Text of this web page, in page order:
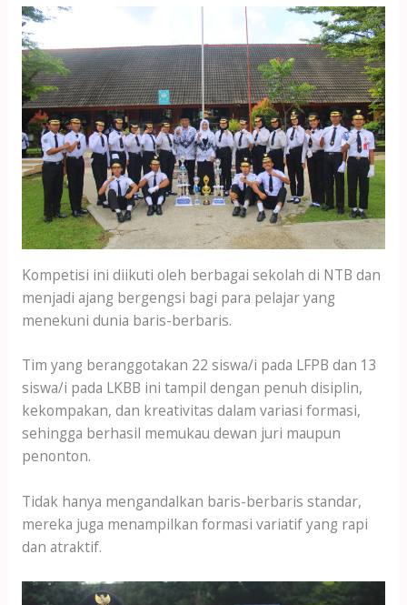
Kompetisi ini diikuti oleh berbagai sekolah di NTB dan
menjadi ajang bergengsi bagi para pelajar yang
menekuni dunia baris-berbaris.
Tim yang beranggotakan 22 siswa/i pada LFPB dan 13
siswa/i pada LKBB ini tampil dengan penuh disiplin,
kekompakan, dan kreativitas dalam variasi formasi,
sehingga berhasil memukau dewan juri maupun
penonton.
Tidak hanya mengandalkan baris-berbaris standar,
mereka juga menampilkan formasi variatif yang rapi
dan atraktif.